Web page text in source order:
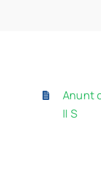
Biblioteca digitală
Anunt
II S